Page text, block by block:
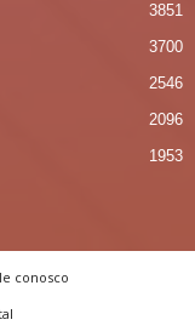
3851
3700
2546
2096
1953
conosco